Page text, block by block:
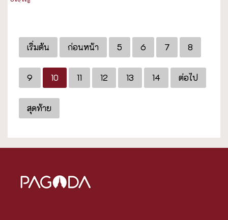
เริ่มต้น ก่อนหน้า 5 6 7 8
9 10 11 12 13 14 ต่อไป
สุดท้าย